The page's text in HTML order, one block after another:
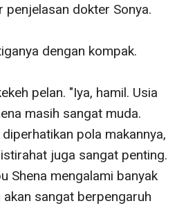
penjelasan dokter Sonya.
dengan kompak.
pelan. "Iya, hamil. Usia
masih sangat muda.
pola makannya,
juga sangat penting.
Shena mengalami banyak
akan sangat berpengaruh